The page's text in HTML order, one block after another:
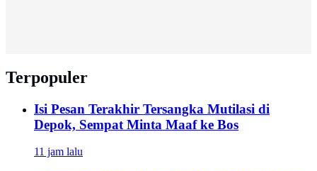
Terpopuler
Isi Pesan Terakhir Tersangka Mutilasi di
Depok, Sempat Minta Maaf ke Bos
11 jam lalu